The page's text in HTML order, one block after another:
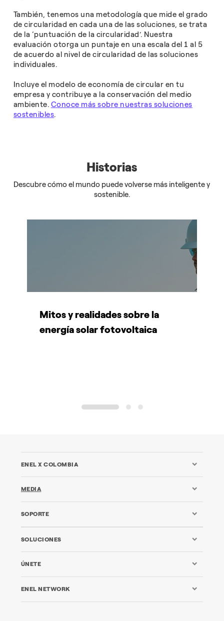
También, tenemos una metodología que mide el grado
de circularidad en cada una de las soluciones, se trata
de la ‘puntuación de la circularidad’. Nuestra
evaluación otorga un puntaje en una escala del 1 al 5
de acuerdo al nivel de circularidad de las soluciones
individuales.
Incluye el modelo de economía de circular en tu
empresa y contribuye a la conservación del medio
ambiente. Conoce más sobre nuestras soluciones
sostenibles.
Historias
Descubre cómo el mundo puede volverse más inteligente y
sostenible.
Mitos y realidades sobre la
energía solar fotovoltaica
1 2 3
ENEL X COLOMBIA
MEDIA
SOPORTE
SOLUCIONES
ÚNETE
ENEL NETWORK